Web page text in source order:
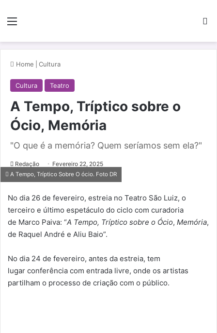
Menu
Home Cultura
Cultura Teatro
A Tempo, Tríptico sobre o
Ócio, Memória
"O que é a memória? Quem seríamos sem ela?"
Redação Fevereiro 22, 2025
A Tempo, Tríptico Sobre O ócio. Foto DR
No dia 26 de fevereiro, estreia no Teatro São Luiz, o
terceiro e último espetáculo do ciclo com curadoria
de Marco Paiva: “A Tempo, Tríptico sobre o Ócio, Memória,
de Raquel André e Aliu Baio”.
No dia 24 de fevereiro, antes da estreia, tem
lugar conferência com entrada livre, onde os artistas
partilham o processo de criação com o público.